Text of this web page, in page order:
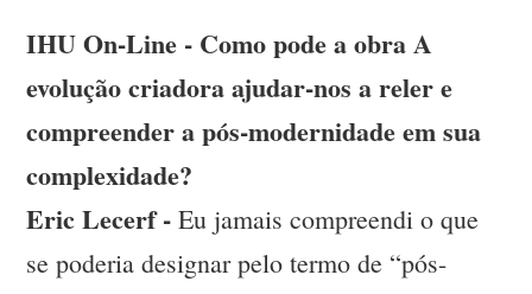
IHU On-Line - Como pode a obra A
evolução criadora ajudar-nos a reler e
compreender a pós-modernidade em sua
complexidade?
Eric Lecerf - Eu jamais compreendi o que
se poderia designar pelo termo de “pós-